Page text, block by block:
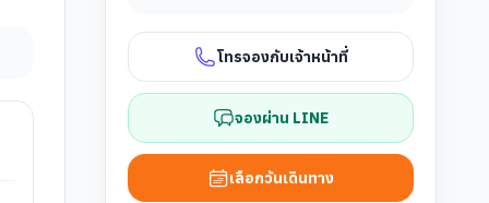
โทรจองกับเจ้าหน้าที่
จองผ่าน LINE
เลือกวันเดินทาง